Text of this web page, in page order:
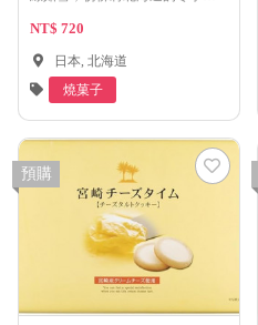
道純淨自然的禮讚。
NT$ 720
日本, 北海道
燒菓子
預購